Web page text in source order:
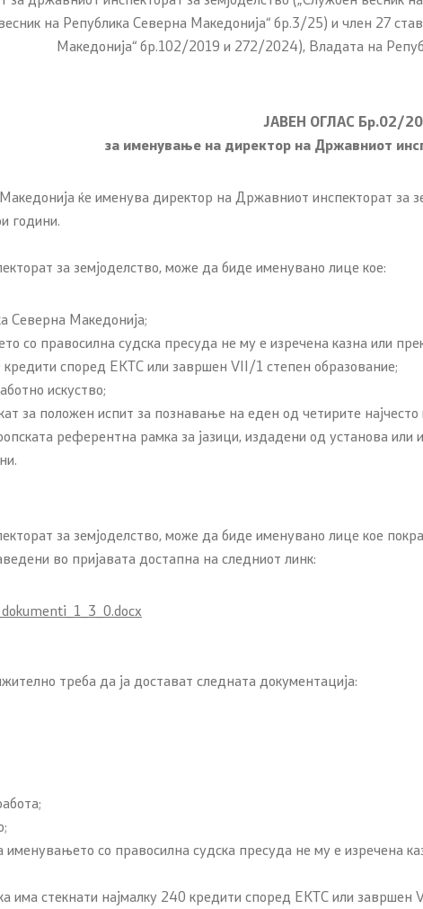
Органи во состав
на Република Северна Македонија“ бр.3/25) и член 27
Македонија“ бр.102/2019 и 272/2024), Владата на
ЈАВЕН ОГЛАС Бр.02/
за именување на директор на Државниот
ќе именува директор на Државниот инспекторат за
години.
за земјоделство, може да биде именувано лице кое:
Македонија;
правосилна судска пресуда не му е изречена казна или
според ЕКТС или завршен VII/1 степен образование;
искуство;
положен испит за познавање на еден од четирите најчесто
референтна рамка за јазици, издадени од установа
за земјоделство, може да бидe именуванo лицe кое
во пријавата достапна на следниот линк:
треба да ја достават следната документација:
со правосилна судска пресуда не му е изречена
стекнати најмалку 240 кредити според ЕКТС или завршен